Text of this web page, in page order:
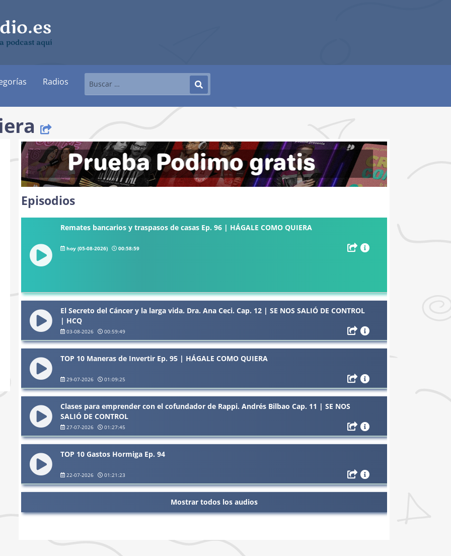
podcast aquí
Radios
Episodios
Remates bancarios y traspasos de casas Ep. 96 | HÁGALE COMO QUIERA
hoy (05-08-2026) 00:58:59
El Secreto del Cáncer y la larga vida. Dra. Ana Ceci. Cap. 12 | SE NOS SALIÓ DE CONTROL
| HCQ
03-08-2026 00:59:49
TOP 10 Maneras de Invertir Ep. 95 | HÁGALE COMO QUIERA
29-07-2026 01:09:25
⁠Clases para emprender con el cofundador de Rappi. Andrés Bilbao Cap. 11 | SE NOS
SALIÓ DE CONTROL
27-07-2026 01:27:45
TOP 10 Gastos Hormiga Ep. 94
22-07-2026 01:21:23
Mostrar todos los audios